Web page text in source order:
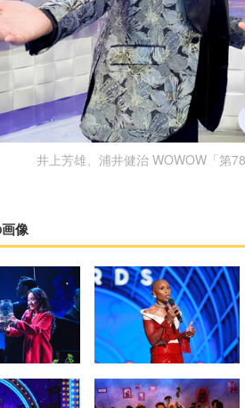
井上芳雄、浦井健治 WOWOW「第
像